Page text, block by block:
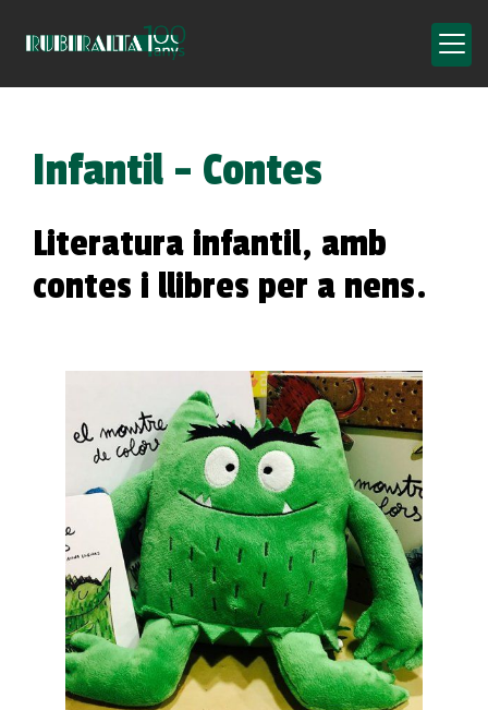
Infantil - Contes
Literatura infantil, amb
contes i llibres per a nens.